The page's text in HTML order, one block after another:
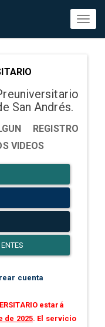
San Andrés.
REGISTRO
VIDEOS
cuenta
estará
de 2025. El servicio